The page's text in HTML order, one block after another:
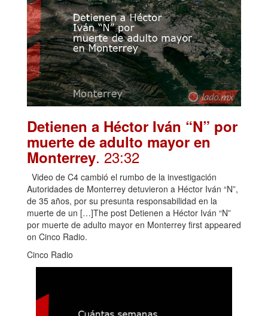
Detienen a Héctor Iván “N” por
muerte de adulto mayor en
Monterrey. 23:32
Video de C4 cambió el rumbo de la investigación
Autoridades de Monterrey detuvieron a Héctor Iván “N”,
de 35 años, por su presunta responsabilidad en la
muerte de un […]The post Detienen a Héctor Iván “N”
por muerte de adulto mayor en Monterrey first appeared
on Cinco Radio.
Cinco Radio